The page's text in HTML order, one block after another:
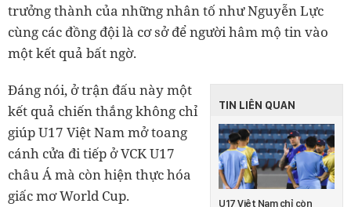
trưởng thành của những nhân tố như Nguyễn Lực
cùng các đồng đội là cơ sở để người hâm mộ tin vào
một kết quả bất ngờ.
TIN LIÊN QUAN
U17 Việt Nam chỉ còn
Đáng nói, ở trận đấu này một
kết quả chiến thắng không chỉ
giúp U17 Việt Nam mở toang
cánh cửa đi tiếp ở VCK U17
châu Á mà còn hiện thực hóa
giấc mơ World Cup.